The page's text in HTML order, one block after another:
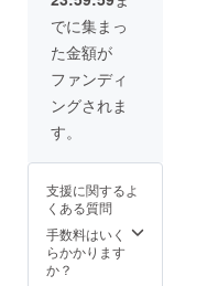
このリ
ターン
は状況
に応じ
て提
供）
ブラッ
クの2
色、サ
イズは
S・M・
L・LLか
メール
らせく
ださ
い。 〇
弊社サ
イトの
でに集まっ
た金額が
ファンディ
ングされま
す。
支援に関するよ
くある質問
手数料はいく
らかかります
か？